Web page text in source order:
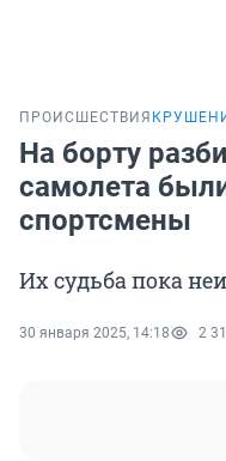
ПРОИСШЕСТВИЯ
На борту
самолета
спортсмены
Их судьба пока
30 января 2025, 14:18 2